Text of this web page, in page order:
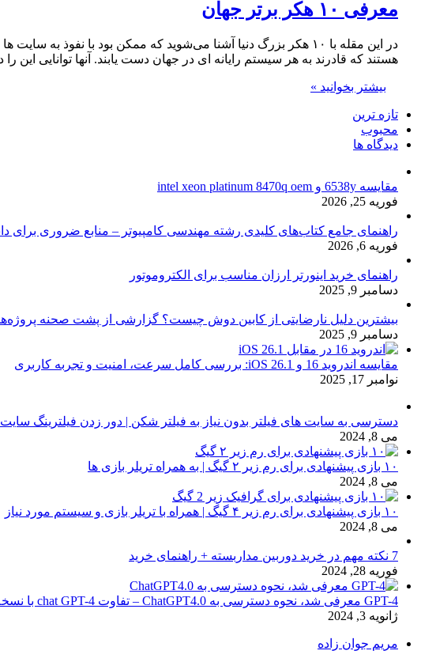
معرفی ۱۰ هکر برتر جهان
در این مقله با ۱۰ هکر بزرگ دنیا آشنا می‌شوید که ممکن بود با
هستند که قادرند به هر سیستم رایانه ای در جهان دست یابند. آنها توانایی
بیشتر بخوانید »
تازه ترین
محبوب
دیدگاه ها
مقایسه 6538y و intel xeon platinum 8470q oem
فوریه 25, 2026
راهنمای جامع کتاب‌های کلیدی رشته مهندسی کامپیوتر – منابع ضروری برای
فوریه 6, 2026
راهنمای خرید اینورتر ارزان مناسب برای الکتروموتور
دسامبر 9, 2025
بیشترین دلیل نارضایتی از کابین دوش چیست؟ گزارشی از پشت صحنه
دسامبر 9, 2025
مقایسه اندروید 16 و iOS 26.1: بررسی کامل سرعت، امنیت و تجربه کاربری
نوامبر 17, 2025
دسترسی به سایت های فیلتر بدون نیاز به فیلتر شکن | دور زدن فیلترینگ سایت
می 8, 2024
۱۰ بازی پیشنهادی برای رم زیر ۲ گیگ | به همراه تریلر بازی ها
می 8, 2024
۱۰ بازی پیشنهادی برای رم زیر ۴ گیگ | همراه با تریلر بازی و سیستم مورد نیاز
می 8, 2024
7 نکته مهم در خرید دوربین مداربسته + راهنمای خرید
فوریه 28, 2024
GPT-4 معرفی شد، نحوه دسترسی به ChatGPT4.0 – تفاوت chat GPT-4 با نسخه 3.5
ژانویه 3, 2024
مریم جوان زاده